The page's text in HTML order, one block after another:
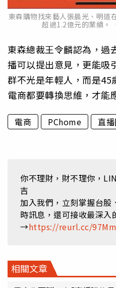
東森購物找來藝人張晨光、明道
超過1.2億元的業績。
東森總裁王令麟認為，過
播可以提出意見，更能吸
群不光是年輕人，而是45
電商都要轉換思維，才能
電商 PChome 直
你不理財，財不理你，
吉
加入我們，立刻掌握台股
時訊息，還可接收最深入
→https://reurl.cc/
相關文章